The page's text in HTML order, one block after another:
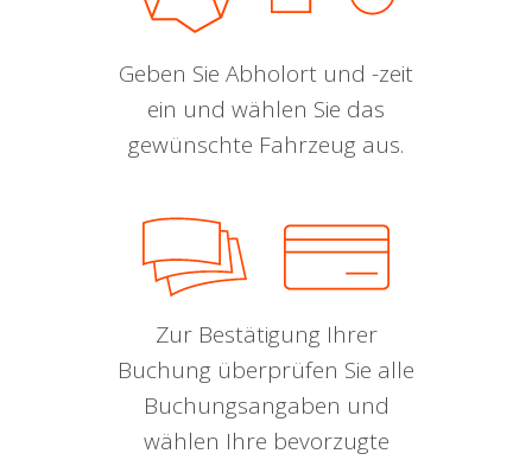
Geben Sie Abholort und -zeit
ein und wählen Sie das
gewünschte Fahrzeug aus.
Zur Bestätigung Ihrer
Buchung überprüfen Sie alle
Buchungsangaben und
wählen Ihre bevorzugte